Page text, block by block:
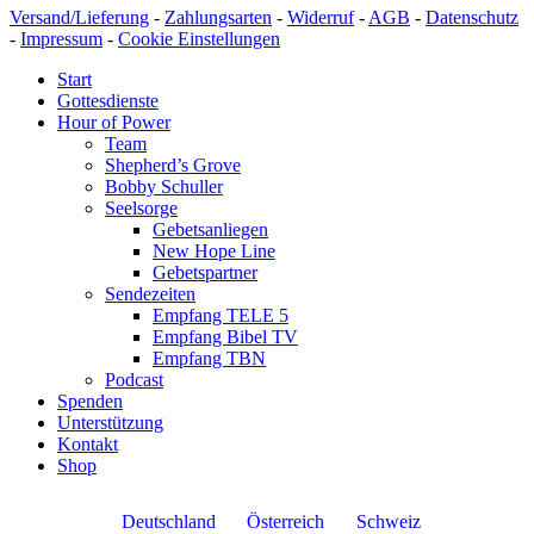
Versand/Lieferung - Zahlungsarten - Widerruf- AGB - Datenschutz
- Impressum - Cookie Einstellungen
Start
Gottesdienste
Hour of Power
Team
Shepherd’s Grove
Bobby Schuller
Seelsorge
Gebetsanliegen
New Hope Line
Gebetspartner
Sendezeiten
Empfang TELE 5
Empfang Bibel TV
Empfang TBN
Podcast
Spenden
Unterstützung
Kontakt
Shop
Deutschland Österreich Schweiz